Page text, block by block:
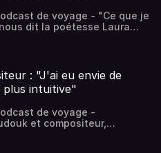
dit la poétesse Laura
le geste d'écriture et les
son œuvre ? En
- équipe :
Corinne Amar Vous
tous les épisodes sans
: "J'ai eu envie de
plus intuitive"
et compositeur,
un univers musical entre
électroniques. En